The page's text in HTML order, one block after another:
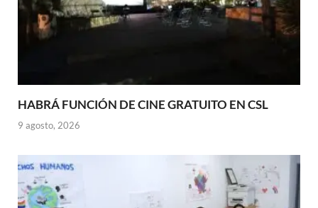
HABRÁ FUNCIÓN DE CINE GRATUITO EN CSL
9 agosto, 2026